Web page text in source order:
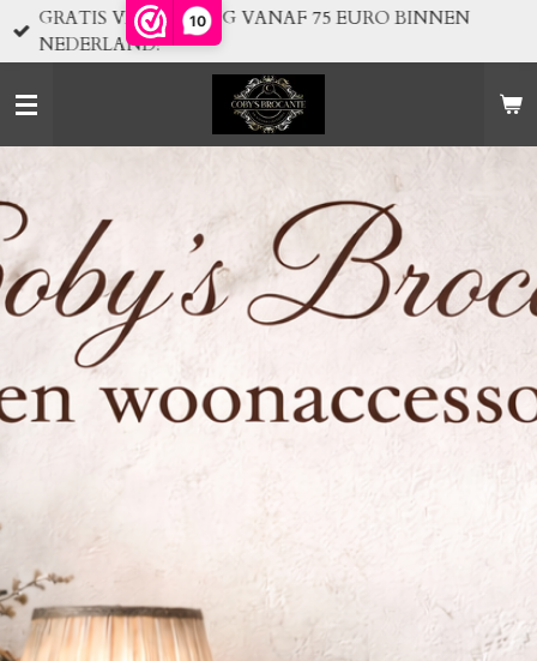
10
Ga
direct
de
GRATIS VERZENDING VANAF 75 EURO BINNEN
NEDERLAND!